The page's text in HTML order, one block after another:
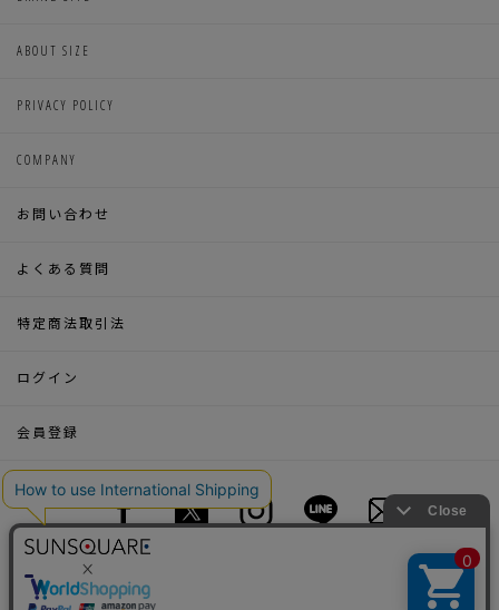
ABOUT SIZE
PRIVACY POLICY
COMPANY
お問い合わせ
よくある質問
特定商法取引法
ログイン
会員登録